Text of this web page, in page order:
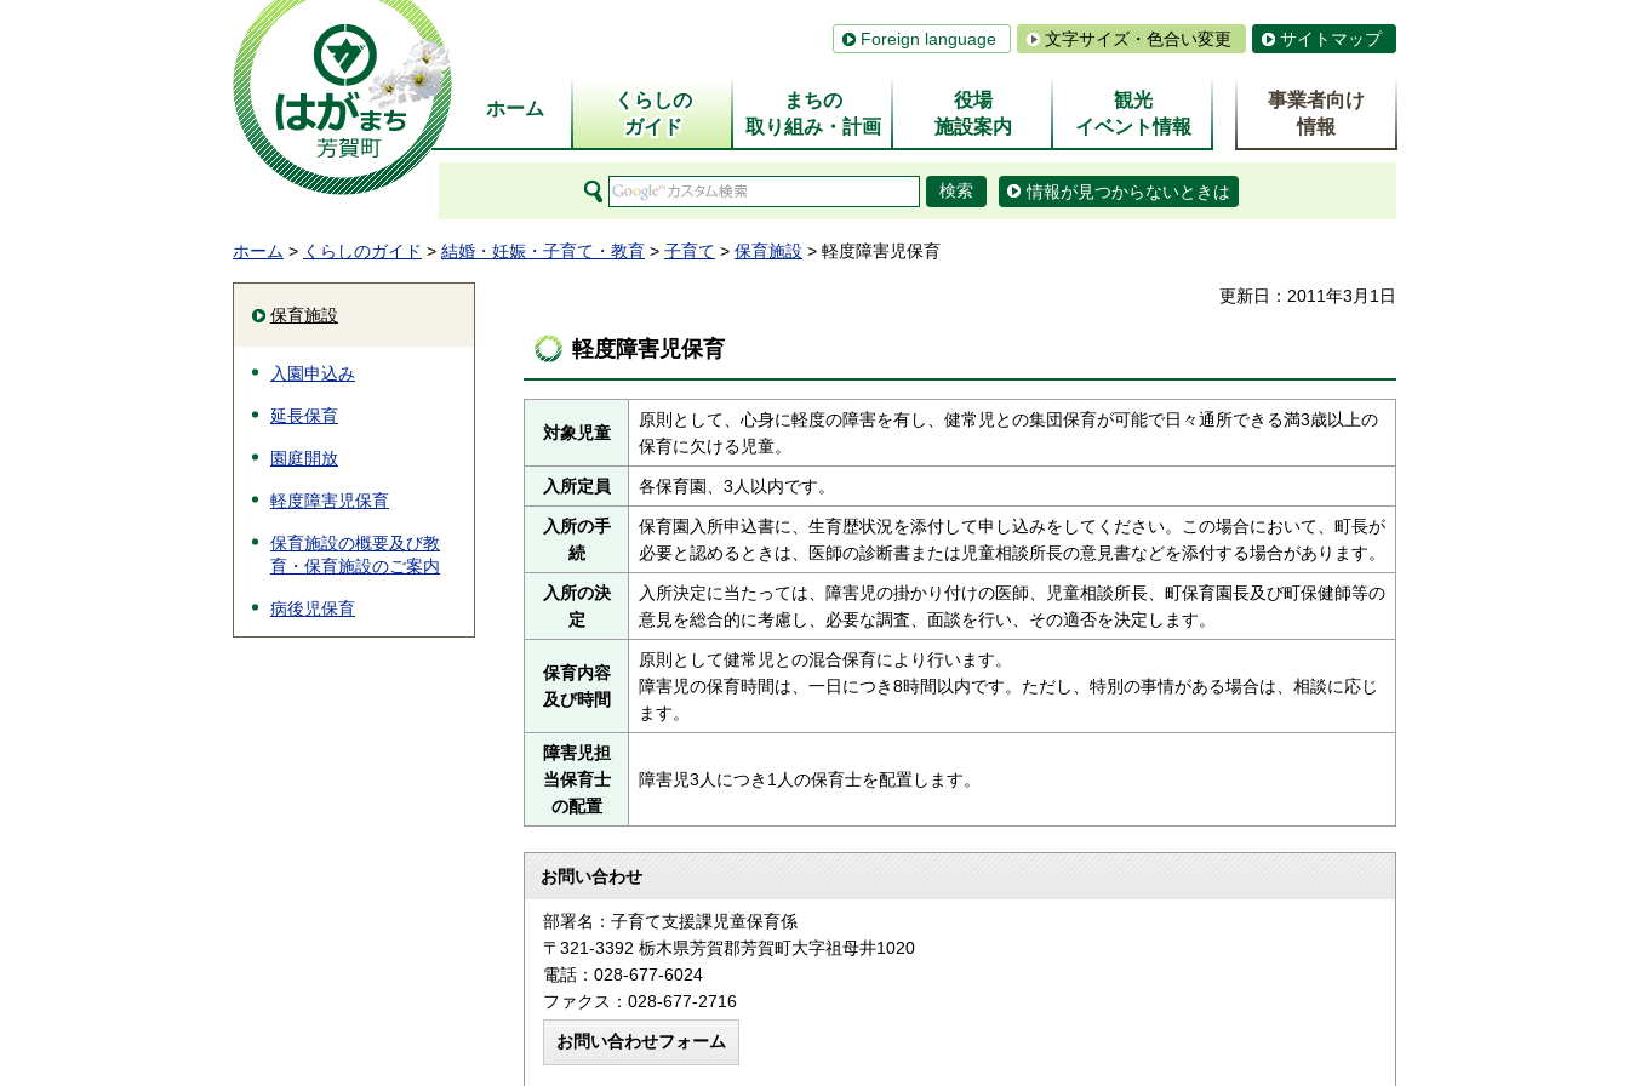
Foreign language 文字サイズ・色合い変更 サイトマップ
ホーム
くらしの
ガイド
まちの
取り組み・計画
役場
施設案内
観光
イベント情報
事業者向け
情報
情報が見つからないときは
ホーム > くらしのガイド > 結婚・妊娠・子育て・教育 > 子育て > 保育施設 > 軽度障害児保育
保育施設
入園申込み
延長保育
園庭開放
軽度障害児保育
保育施設の概要及び教
育・保育施設のご案内
病後児保育
更新日：2011年3月1日
軽度障害児保育
対象児童
原則として、心身に軽度の障害を有し、健常児との集団保育が可能で日々通所できる満3歳以上の
保育に欠ける児童。
入所定員 各保育園、3人以内です。
入所の手
続
保育園入所申込書に、生育歴状況を添付して申し込みをしてください。この場合において、町長が
必要と認めるときは、医師の診断書または児童相談所長の意見書などを添付する場合があります。
入所の決
定
入所決定に当たっては、障害児の掛かり付けの医師、児童相談所長、町保育園長及び町保健師等の
意見を総合的に考慮し、必要な調査、面談を行い、その適否を決定します。
保育内容
及び時間
原則として健常児との混合保育により行います。
障害児の保育時間は、一日につき8時間以内です。ただし、特別の事情がある場合は、相談に応じ
ます。
障害児担
当保育士
の配置
障害児3人につき1人の保育士を配置します。
お問い合わせ
部署名：子育て支援課児童保育係
〒321-3392 栃木県芳賀郡芳賀町大字祖母井1020
電話：028-677-6024
ファクス：028-677-2716